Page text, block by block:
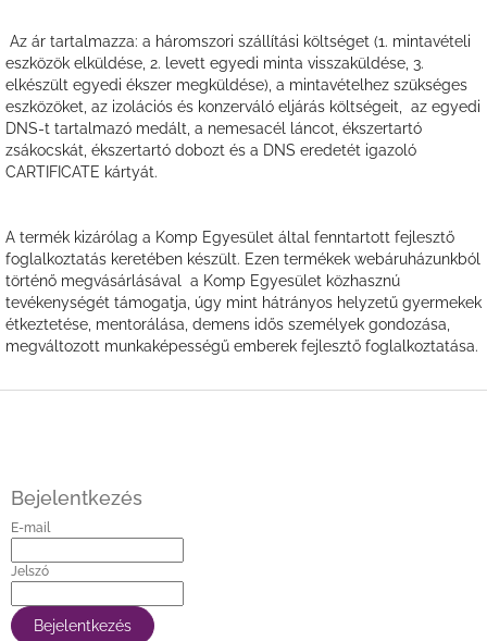
Az ár tartalmazza: a háromszori szállítási költséget (1. mintavételi
eszközök elküldése, 2. levett egyedi minta visszaküldése, 3.
elkészült egyedi ékszer megküldése), a mintavételhez szükséges
eszközöket, az izolációs és konzerváló eljárás költségeit, az egyedi
DNS-t tartalmazó medált, a nemesacél láncot, ékszertartó
zsákocskát, ékszertartó dobozt és a DNS eredetét igazoló
CARTIFICATE kártyát.
A termék kizárólag a Komp Egyesület által fenntartott fejlesztő
foglalkoztatás keretében készült. Ezen termékek webáruházunkból
történő megvásárlásával a Komp Egyesület közhasznú
tevékenységét támogatja, úgy mint hátrányos helyzetű gyermekek
étkeztetése, mentorálása, demens idős személyek gondozása,
megváltozott munkaképességű emberek fejlesztő foglalkoztatása.
Bejelentkezés
E-mail
Jelszó
Bejelentkezés